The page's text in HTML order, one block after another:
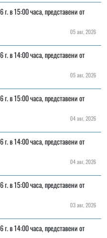
в 15:00 часа, представени от
05 авг, 2026
в 14:00 часа, представени от
05 авг, 2026
в 15:00 часа, представени от
04 авг, 2026
в 14:00 часа, представени от
04 авг, 2026
в 15:00 часа, представени от
03 авг, 2026
в 14:00 часа, представени от